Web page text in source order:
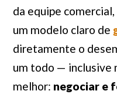
da equipe
um modelo claro de
diretamente o
um todo — inclusive
melhor: negociar e